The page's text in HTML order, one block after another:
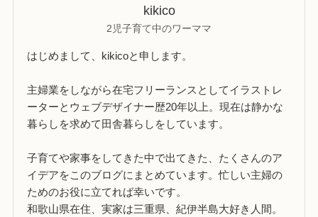
kikico
2児子育て中のワーママ
はじめまして、kikicoと申します。
主婦業をしながら在宅フリーランスとしてイラストレ
ーターとウェブデザイナー歴20年以上。現在は静かな
暮らしを求めて田舎暮らしをしています。
子育てや家事をしてきた中で出てきた、たくさんのア
イデアをこのブログにまとめています。忙しい主婦の
ためのお役に立てれば幸いです。
和歌山県在住、実家は三重県、紀伊半島大好き人間。